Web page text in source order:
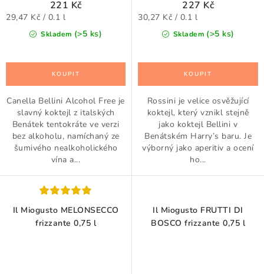
Skladem (>5 ks)
221 Kč
Měrná
29,47 Kč / 0.1 l
Canella Bellini Alcohol Free je
slavný koktejl z italských
Benátek tentokráte ve verzi
bez alkoholu, namíchaný ze
šumivého nealkoholického
vína a...
Skladem (>5 ks)
227 Kč
Měrná
30,27 Kč / 0.1 l
Rossini je velice osvěžující
koktejl, který vznikl stejně
jako koktejl Bellini v
Benátském Harry’s baru. Je
výborný jako aperitiv a ocení
ho...
Il Miogusto MELONSECCO
frizzante 0,75 l
Il Miogusto FRUTTI DI
BOSCO frizzante 0,75 l